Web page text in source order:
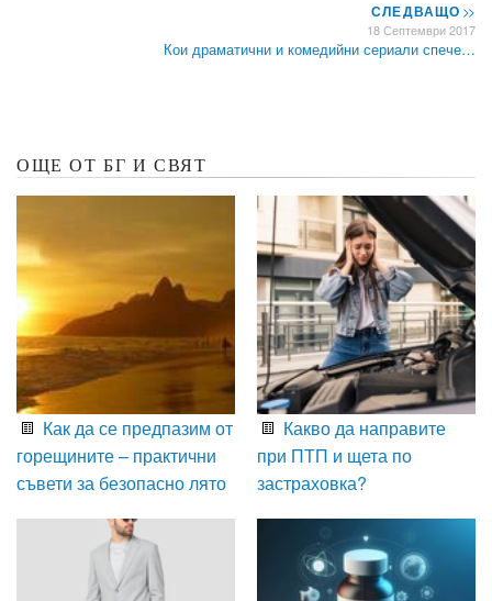
СЛЕДВАЩО>>
18 Септември 2017
Кои драматични и комедийни сериали спече…
ОЩЕ ОТ БГ И СВЯТ
Как да се предпазим от
горещините – практични
съвети за безопасно лято
Какво да направите
при ПТП и щета по
застраховка?